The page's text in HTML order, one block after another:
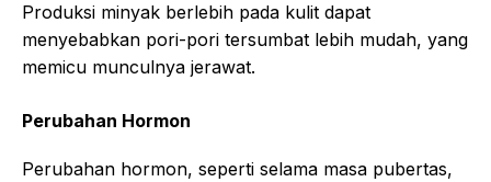
Produksi minyak berlebih pada kulit dapat
menyebabkan pori-pori tersumbat lebih mudah, yang
memicu munculnya jerawat.
Perubahan Hormon
Perubahan hormon, seperti selama masa pubertas,